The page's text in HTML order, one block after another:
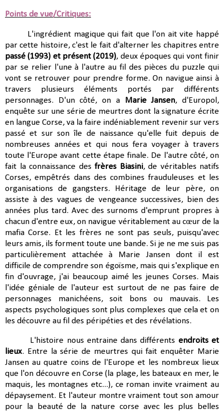
Points de vue/Critiques:
L'ingrédient magique qui fait que l'on ait vite happé
par cette histoire, c'est le fait d'alterner les chapitres entre
passé (1993) et présent (2019), deux époques qui vont finir
par se relier l'une à l'autre au fil des pièces du puzzle qui
vont se retrouver pour prendre forme. On navigue ainsi à
travers plusieurs éléments portés par différents
personnages. D'un côté, on a
Marie Jansen, d'Europol,
enquête sur une série de meurtres dont la signature écrite
en langue Corse, va la faire indéniablement revenir sur vers
passé et sur son île de naissance qu'elle fuit depuis de
nombreuses années et qui nous fera voyager à travers
toute l'Europe avant cette étape finale. De l'autre côté, on
fait la connaissance des frères Biasini, de véritables natifs
Corses, empêtrés dans des combines frauduleuses et les
organisations de gangsters. Héritage de leur père, on
assiste à des vagues de vengeance successives, bien des
années plus tard. Avec des surnoms d'emprunt propres à
chacun d'entre eux, on navigue véritablement au cœur de la
mafia Corse. Et les frères ne sont pas seuls, puisqu'avec
leurs amis, ils forment toute une bande. Si je ne me suis pas
particulièrement attachée à Marie Jansen dont il est
difficile de comprendre son égoïsme, mais qui s'explique en
fin d'ouvrage, j'ai beaucoup aimé les jeunes Corses. Mais
l'idée géniale de l'auteur est surtout de ne pas faire de
personnages manichéens, soit bons ou mauvais. Les
aspects psychologiques sont plus complexes que cela et on
les découvre au fil des péripéties et des révélations.
L'histoire nous entraine dans différents endroits et
lieux. Entre la série de meurtres qui fait enquêter Marie
Jansen au quatre coins de l'Europe et les nombreux lieux
que l'on découvre en Corse (la plage, les bateaux en mer, le
maquis, les montagnes etc...), ce roman invite vraiment au
dépaysement. Et l'auteur montre vraiment tout son amour
pour la beauté de la nature corse avec les plus belles